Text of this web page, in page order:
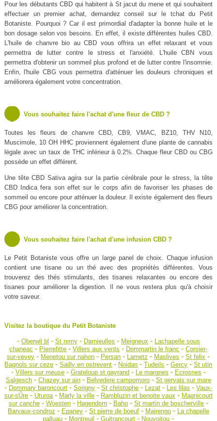
Pour les débutants CBD qui habitent à St jacut du mene et qui souhaitent
effectuer un premier achat, demandez conseil sur le tchat du Petit
Botaniste. Pourquoi ? Car il est primordial d'adapter la bonne huile et le
bon dosage selon vos besoins. En effet, il existe différentes huiles CBD.
L'huile de chanvre bio au CBD vous offrira un effet relaxant et vous
permettra de lutter contre le stress et l'anxiété. L'huile CBN vous
permettra d'obtenir un sommeil plus profond et de lutter contre l'insomnie.
Enfin, l'huile CBG vous permettra d'atténuer les douleurs chroniques et
améliorera également votre concentration.
Vous souhaitez faire l'achat d'une fleur de CBD ?
Toutes les fleurs de chanvre CBD, CB9, VMAC, BZ10, THV N10,
Muscimole, 10 OH HHC proviennent également d'une plante de cannabis
légale avec un taux de THC inférieur à 0.2%. Chaque fleur CBD ou CBG
possède un effet différent.
Une tête CBD Sativa agira sur la partie cérébrale pour le stress, la tête
CBD Indica fera son effet sur le corps afin de favoriser les phases de
sommeil ou encore pour atténuer la douleur. Il existe également des fleurs
CBG pour améliorer la concentration.
Vous souhaitez faire l'achat d'une infusion CBD ?
Le Petit Botaniste vous offre un large panel de choix. Chaque infusion
contient une tisane ou un thé avec des propriétés différentes. Vous
trouverez des thés stimulants, des tisanes relaxantes ou encore des
tisanes pour améliorer la digestion. Il ne vous restera plus qu'à choisir
votre saveur.
Visitez la boutique du Petit Botaniste
- Oberwil bl - St remy- Darnieulles - Meigneux - Lachapelle sous
chaneac - Pierrefitte -Villers aux vents - Dommartin le franc -Corsier-
sur-vevey - Menetou sur nahon - Persan - Lametz - Maslives -St felix -
Bagnols sur ceze -Sailly en ostrevent - Noidan -Tudeils -Gercy -St utin
- Villers sur meuse- Grateloup st gayrand- Le margnes - Ecrosnes -
Salgesch- Chazey sur ain- Belvedere campomoro- St gervais sur mare
- Dommary baroncourt -Sorigny -St christophe - Lezat - Les lilas -Vaux-
sur-sÛre- Uturoa- Marly la ville- Rambluzin et benoite vaux - Magnicourt
sur canche- Woesten- Hagendorn- Baho- St martin de boscherville-
Barvaux-condroz - Epaney- St pierre de boeuf- Mairengo- La chapelle
palluau - Montreuil -Guitrancourt - Nouvoitou -